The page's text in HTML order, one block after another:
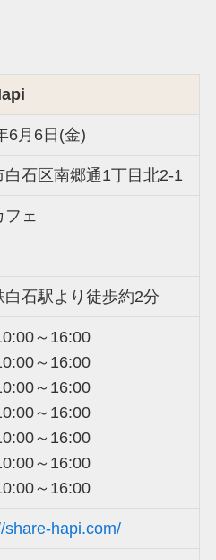
6月6日(金)
白石区南郷通1丁目北2-1
フェ
白石駅より徒歩約2分
～16:00
～16:00
～16:00
～16:00
～16:00
～16:00
～16:00
share-hapi.com/